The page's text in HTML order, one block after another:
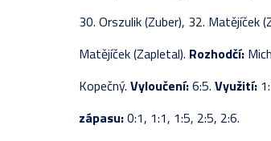
30. Orszulik (Zuber), 32. Matějíček
Matějíček (Zapletal). Rozhodčí:
Kopečný. Vyloučení:6:5. Využití:
zápasu:0:1, 1:1, 1:5, 2:5, 2:6.